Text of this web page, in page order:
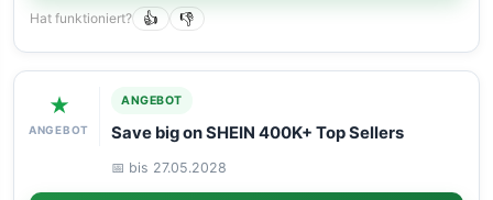
Hat funktioniert? 👍 👎
★
ANGEBOT
ANGEBOT
Save big on SHEIN 400K+ Top Sellers
📅 bis 27.05.2028